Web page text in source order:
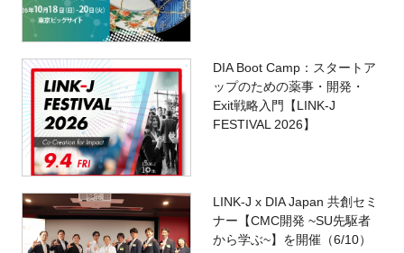
DIA Boot Camp：スタートア
ップのための薬事・開発・
Exit戦略入門【LINK-J
FESTIVAL 2026】
LINK-J x DIA Japan 共創セミ
ナー【CMC開発 ~SU先駆者
から学ぶ~】を開催（6/10）